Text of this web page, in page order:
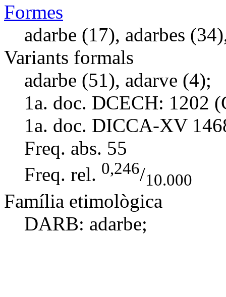
Formes
adarbe (17), adarbes
Variants formals
adarbe (51), adarve (4);
1a. doc. DCECH: 1202
1a. doc. DICCA-XV
Freq. abs. 55
Freq. rel. 0,246/10.000
Família etimològica
DARB: adarbe;